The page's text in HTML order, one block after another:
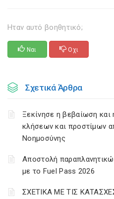
Ηταν αυτό βοηθητικό;
Ναι Οχι
Σχετικά Άρθρα
Ξεκίνησε η βεβαίωση και
κλήσεων και προστίμων
Νοημοσύνης
Αποστολή
με το Fuel Pass 2026
ΣΧΕΤΙΚΑ ΜΕ ΤΙΣ